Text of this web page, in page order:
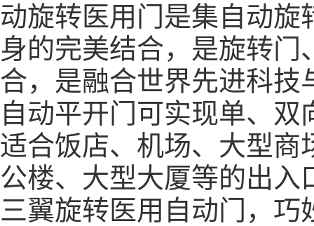
动旋转医用门是集自动
身的完美结合，是旋转
合，是融合世界先进科技
自动平开门可实现单、
适合饭店、机场、大型商
公楼、大型大厦等的
三翼旋转医用自动门 ，巧